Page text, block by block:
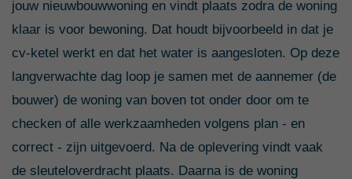
jouw nieuwbouwwoning en vindt plaats zodra de woning
klaar is voor bewoning. Dat houdt bijvoorbeeld in dat je
cv-ketel werkt en dat het water is aangesloten. Op deze
langverwachte dag loop je samen met de aannemer (de
bouwer) de woning van boven tot onder door om te
checken of alle werkzaamheden volgens plan - en
correct - zijn uitgevoerd. Na de oplevering vindt vaak
de sleuteloverdracht plaats. Daarna is de woning